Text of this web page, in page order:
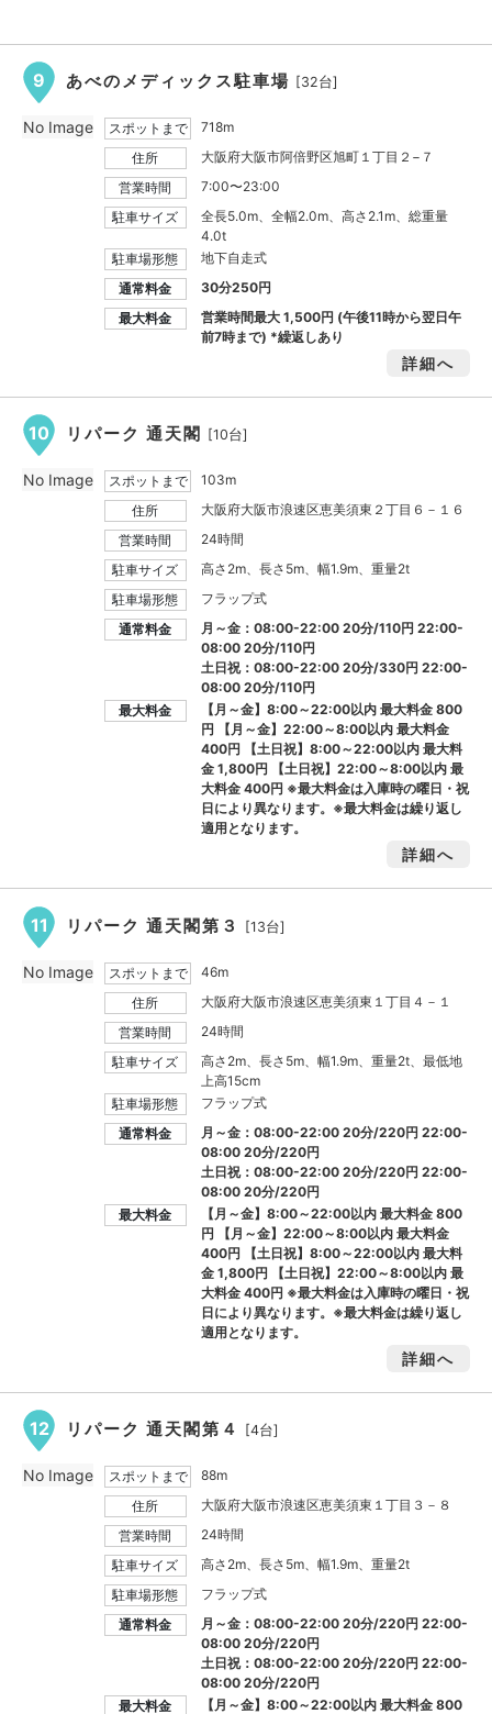
9 あべのメディックス駐車場 [32台]
スポットまで
718m
住所
大阪府大阪市阿倍野区旭町１丁目２−７
営業時間
7:00〜23:00
駐車サイズ
全長5.0m、全幅2.0m、高さ2.1m、総重量
4.0t
駐車場形態
地下自走式
通常料金
30分250円
最大料金
営業時間最大1,500円 (午後11時から翌日午
前7時まで) *繰返しあり
詳細へ
No Image
10 リパーク 通天閣 [10台]
スポットまで
103m
住所
大阪府大阪市浪速区恵美須東２丁目６－１６
営業時間
24時間
駐車サイズ
高さ2m、長さ5m、幅1.9m、重量2t
駐車場形態
フラップ式
通常料金
月～金：08:00-22:00 20分/110円 22:00-
08:00 20分/110円
土日祝：08:00-22:00 20分/330円 22:00-
08:00 20分/110円
最大料金
【月～金】8:00～22:00以内 最大料金800
円
【月～金】22:00～8:00以内 最大料金
400円
【土日祝】8:00～22:00以内 最大料
金1,800円
【土日祝】22:00～8:00以内 最
大料金400円 ※最大料金は入庫時の曜日・祝
日により異なります。※最大料金は繰り返し
適用となります。
詳細へ
No Image
11 リパーク 通天閣第３ [13台]
スポットまで
46m
住所
大阪府大阪市浪速区恵美須東１丁目４－１
営業時間
24時間
駐車サイズ
高さ2m、長さ5m、幅1.9m、重量2t、最低地
上高15cm
駐車場形態
フラップ式
通常料金
月～金：08:00-22:00 20分/220円 22:00-
08:00 20分/220円
土日祝：08:00-22:00 20分/220円 22:00-
08:00 20分/220円
最大料金
【月～金】8:00～22:00以内 最大料金800
円
【月～金】22:00～8:00以内 最大料金
400円
【土日祝】8:00～22:00以内 最大料
金1,800円
【土日祝】22:00～8:00以内 最
大料金400円 ※最大料金は入庫時の曜日・祝
日により異なります。※最大料金は繰り返し
適用となります。
詳細へ
No Image
12 リパーク 通天閣第４ [4台]
スポットまで
88m
住所
大阪府大阪市浪速区恵美須東１丁目３－８
営業時間
24時間
駐車サイズ
高さ2m、長さ5m、幅1.9m、重量2t
駐車場形態
フラップ式
通常料金
月～金：08:00-22:00 20分/220円 22:00-
08:00 20分/220円
土日祝：08:00-22:00 20分/220円 22:00-
08:00 20分/220円
最大料金
【月～金】8:00～22:00以内 最大料金800
No Image